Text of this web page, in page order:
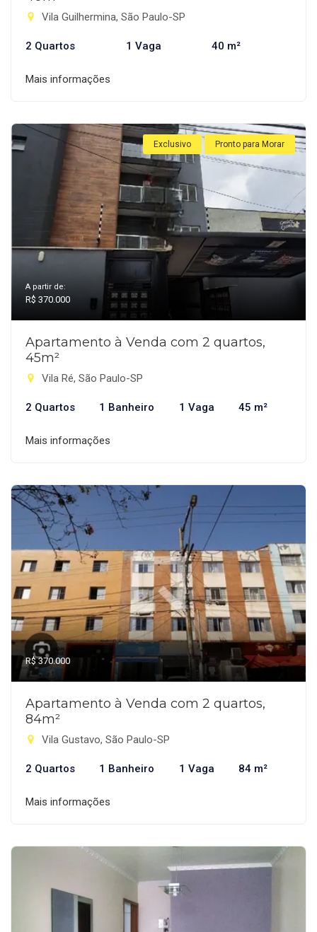
Vila Guilhermina, São Paulo-SP
2 Quartos 1 Vaga 40 m²
Mais informações
Exclusivo Pronto para Morar
A partir de:
R$ 370.000
Apartamento à Venda com 2 quartos,
45m²
Vila Ré, São Paulo-SP
2 Quartos 1 Banheiro 1 Vaga 45 m²
Mais informações
R$ 370.000
Apartamento à Venda com 2 quartos,
84m²
Vila Gustavo, São Paulo-SP
2 Quartos 1 Banheiro 1 Vaga 84 m²
Mais informações